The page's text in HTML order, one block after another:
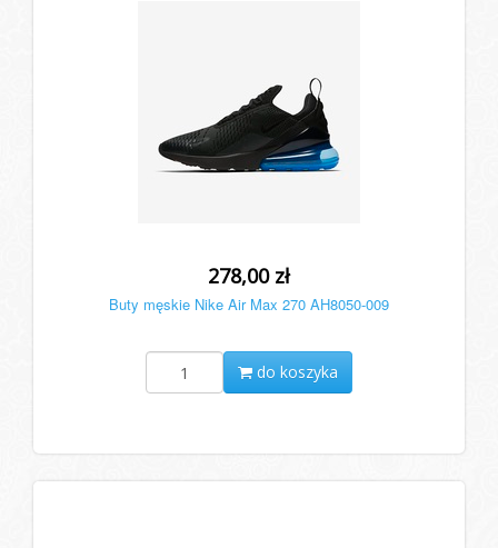
278,00 zł
Buty męskie Nike Air Max 270 AH8050-009
do koszyka